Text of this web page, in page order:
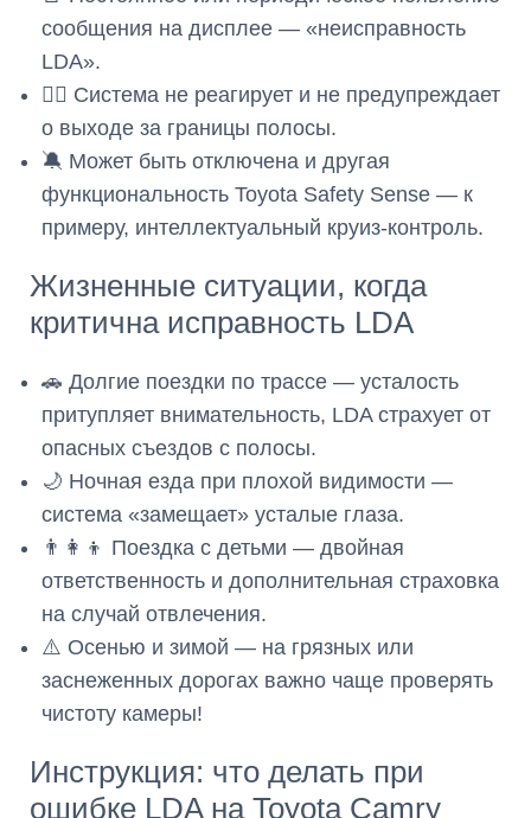
сообщения на дисплее — «неисправность
LDA».
🙅‍♂️ Система не реагирует и не предупреждает
о выходе за границы полосы.
🔕 Может быть отключена и другая
функциональность Toyota Safety Sense — к
примеру, интеллектуальный круиз-контроль.
Жизненные ситуации, когда
критична исправность LDA
🚗 Долгие поездки по трассе — усталость
притупляет внимательность, LDA страхует от
опасных съездов с полосы.
🌙 Ночная езда при плохой видимости —
система «замещает» усталые глаза.
👨‍👩‍👦 Поездка с детьми — двойная
ответственность и дополнительная страховка
на случай отвлечения.
⚠️ Осенью и зимой — на грязных или
заснеженных дорогах важно чаще проверять
чистоту камеры!
Инструкция: что делать при
ошибке LDA на Toyota Camry